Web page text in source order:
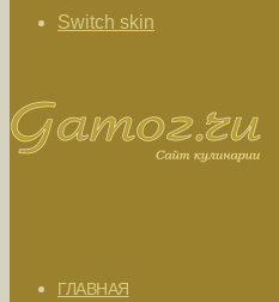
Switch skin
ГЛАВНАЯ